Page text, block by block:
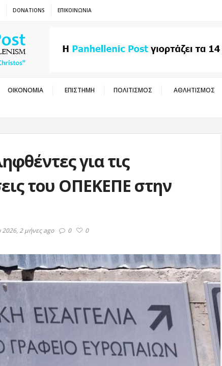
DONATIONS ΕΠΙΚΟΙΝΩΝΙΑ
ΟΙΚΟΝΟΜΙΑ ΕΠΙΣΤΗΜΗ ΠΟΛΙΤΙΣΜΟΣ ΑΘΛΗΤΙΣΜΟΣ
για τις
του ΟΠΕΚΕΠΕ στην
2 μήνες ago 0 0